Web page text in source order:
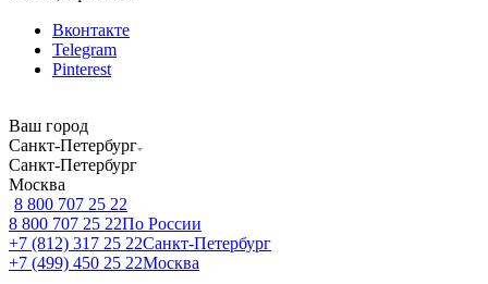
Вконтакте
Telegram
Pinterest
Ваш город
Санкт-Петербург
Санкт-Петербург
Москва
8 800 707 25 22
8 800 707 25 22По России
+7 (812) 317 25 22Санкт-Петербург
+7 (499) 450 25 22Москва